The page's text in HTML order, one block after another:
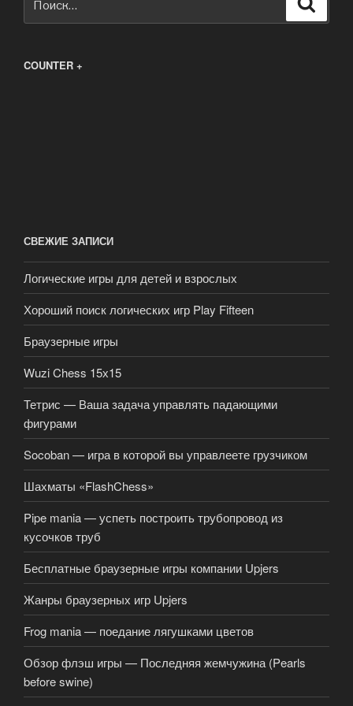
COUNTER +
СВЕЖИЕ ЗАПИСИ
Логические игры для детей и взрослых
Хороший поиск логических игр Play Fifteen
Браузерные игры
Wuzi Chess 15х15
Тетрис — Ваша задача управлять падающими
фигурами
Socoban — игра в которой вы управлеете грузчиком
Шахматы «FlashChess»
Pipe mania — успеть построить трубопровод из
кусочков труб
Бесплатные браузерные игры компании Upjers
Жанры браузерных игр Upjers
Frog mania — поедание лягушками цветов
Обзор флэш игры — Последняя жемчужина (Pearls
before swine)